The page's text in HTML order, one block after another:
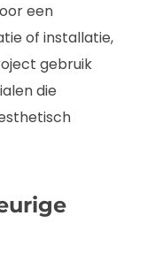
een
of installatie,
gebruik
die